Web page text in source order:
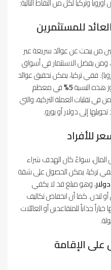
وتركيا لكل من النقاط التالية:
للمستثمرين
بين من يبحث عن عوائد سريعة عبر
ومن يفضل الاستثمار في أسواق
ففي تركيا، يمكن تحقيق عوائد
هذه النسبة5% في معظم
في تقلبات العملة التركية، والتي
إلى دولار أو يورو.
للأفراد
سواءً كان الهدف شراء
تركيا، يمكن الحصول على شقة
، وهو مبلغ قد لا يكفي
لندن. كما أن انخفاض تكاليف
جذاباً للمتقاعدين أو العائلات
على الإقامة